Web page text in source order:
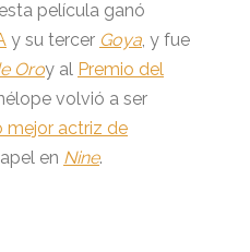
película ganó
y su tercer Goya , y fue
Oroy al Premio del
volvió a ser
mejor actriz de
en Nine.